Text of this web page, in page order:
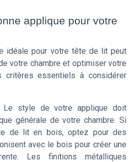
applique pour votre
idéale pour votre tête de lit peut
votre chambre et optimiser votre
critères essentiels à considérer
Le style de votre applique doit
générale de votre chambre. Si
de lit en bois, optez pour des
avec le bois pour créer une
Les finitions métalliques